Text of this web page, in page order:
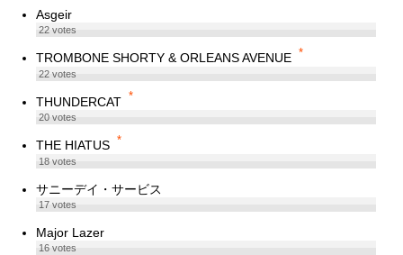
Asgeir
22votes
TROMBONE SHORTY & ORLEANS AVENUE *
22votes
THUNDERCAT *
20votes
THE HIATUS *
18votes
サニーデイ・サービス
17votes
Major Lazer
16votes